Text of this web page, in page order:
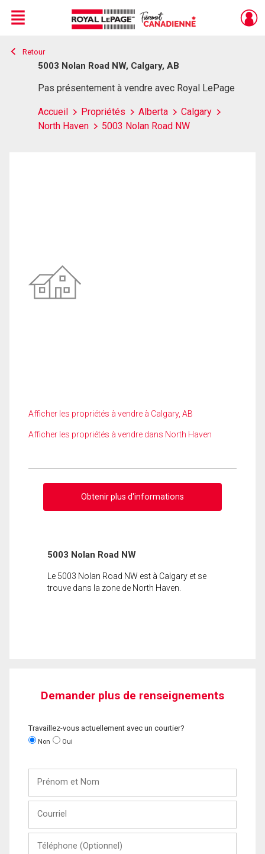
Live
En Direct
Menu
Retour
5003 Nolan Road NW, Calgary, AB
Pas présentement à vendre avec Royal LePage
Accueil Propriétés Alberta
Calgary
North Haven
5003 Nolan Road NW
Afficher les propriétés à vendre à Calgary, AB
Afficher les propriétés à vendre dans North Haven
Obtenir plus d'informations
5003 Nolan Road NW
Le 5003 Nolan Road NW est à Calgary et se
trouve dans la zone de North Haven.
Demander plus de renseignements
Travaillez-vous actuellement avec un courtier?
Non Oui
Nom
(Optionnel)